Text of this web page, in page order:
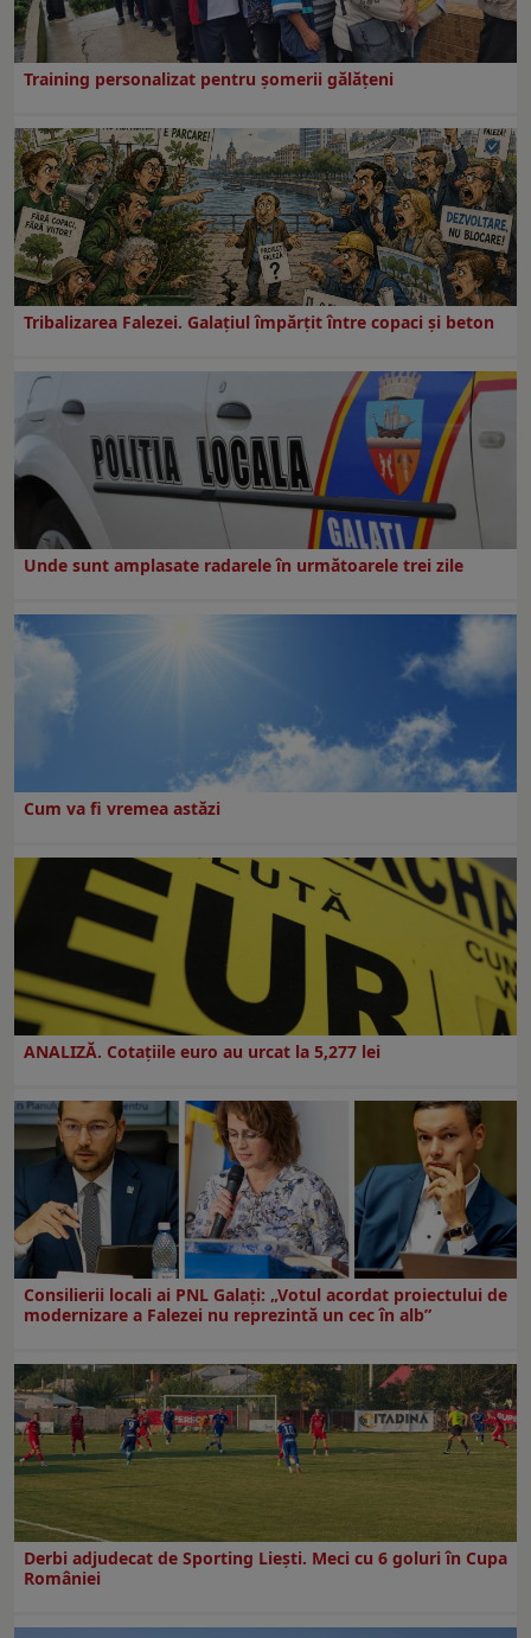
Training personalizat pentru șomerii gălățeni
Tribalizarea Falezei. Galațiul împărțit între copaci și beton
Unde sunt amplasate radarele în următoarele trei zile
Cum va fi vremea astăzi
ANALIZĂ. Cotațiile euro au urcat la 5,277 lei
Consilierii locali ai PNL Galaţi: „Votul acordat proiectului de
modernizare a Falezei nu reprezintă un cec în alb”
Derbi adjudecat de Sporting Liești. Meci cu 6 goluri în Cupa
României